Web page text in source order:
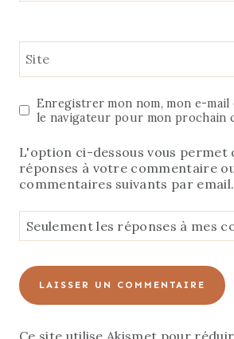
Site
Enregistrer mon nom, mon e-mail
le navigateur pour mon prochain
L'option ci-dessous vous permet
réponses à votre commentaire
commentaires suivants par email.
Ce site utilise Akismet pour